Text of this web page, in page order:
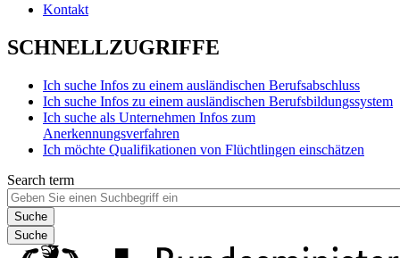
Kontakt
SCHNELLZUGRIFFE
Ich suche Infos zu einem ausländischen Berufsabschluss
Ich suche Infos zu einem ausländischen Berufsbildungssystem
Ich suche als Unternehmen Infos zum
Anerkennungsverfahren
Ich möchte Qualifikationen von Flüchtlingen einschätzen
Search term
Suche